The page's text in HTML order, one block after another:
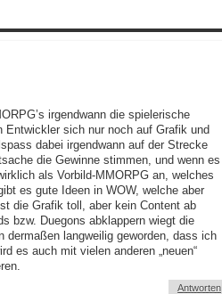
irgendwann die spielerische
Entwickler sich nur noch auf Grafik und
dabei irgendwann auf der Strecke
die Gewinne stimmen, und wenn es
als Vorbild-MMORPG an, welches
es gute Ideen in WOW, welche aber
die Grafik toll, aber kein Content ab
bzw. Duegons abklappern wiegt die
langweilig geworden, dass ich
es auch mit vielen anderen „neuen“
Antworten